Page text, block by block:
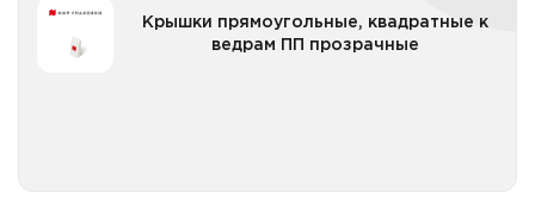
Крышки прямоугольные, квадратные к
ведрам ПП прозрачные
Крышки прямоугольные, квадратные к ведрам ПП
прозрачные